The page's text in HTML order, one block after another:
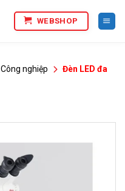
WEBSHOP
Công nghiệp
Đèn LED đa